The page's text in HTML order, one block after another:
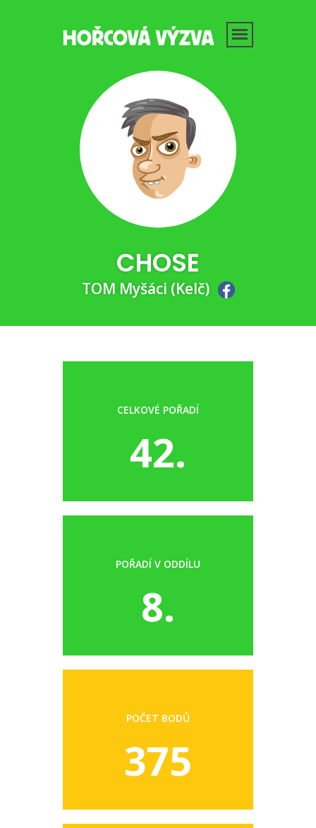
CHOSE
TOM Myšáci (Kelč)
CELKOVÉ POŘADÍ
42.
POŘADÍ V ODDÍLU
8.
POČET BODŮ
375